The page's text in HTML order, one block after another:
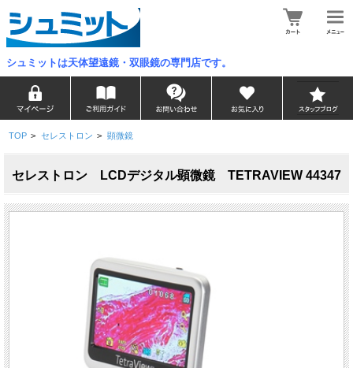
シュミットは天体望遠鏡・双眼鏡の専門店です。
TOP > セレストロン > 顕微鏡
セレストロン LCDデジタル顕微鏡 TETRAVIEW 44347